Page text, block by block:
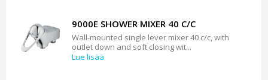
9000E SHOWER MIXER 40 C/C
Wall-mounted single lever mixer 40 c/c, with
outlet down and soft closing wit...
Lue lisää